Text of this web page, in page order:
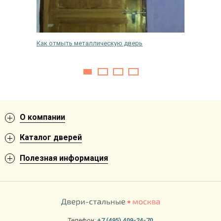
Как отмыть металлическую дверь
О компании
Каталог дверей
Полезная информация